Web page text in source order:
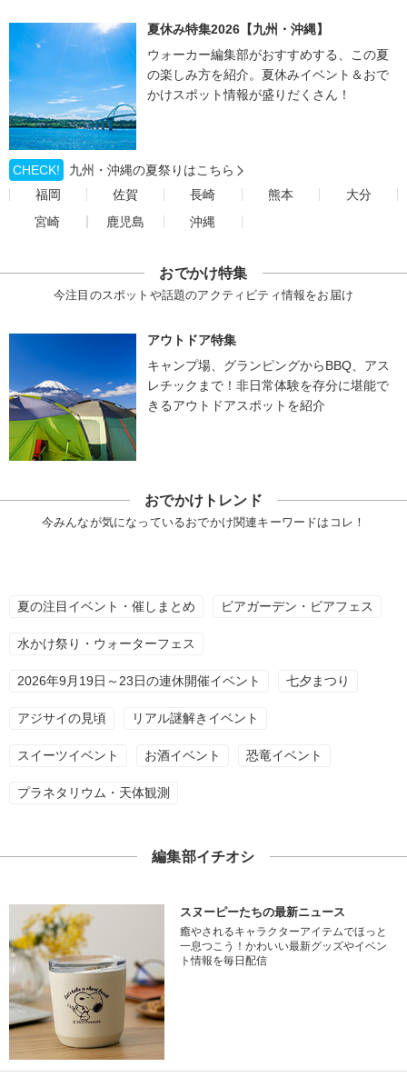
夏休み特集2026【九州・沖縄】
ウォーカー編集部がおすすめする、この夏
の楽しみ方を紹介。夏休みイベント＆おで
かけスポット情報が盛りだくさん！
CHECK!
九州・沖縄の夏祭りはこちら
福岡
佐賀 長崎 熊本
大分
宮崎
鹿児島 沖縄
おでかけ特集
今注目のスポットや話題のアクティビティ情報をお届け
アウトドア特集
キャンプ場、グランピングからBBQ、アス
レチックまで！非日常体験を存分に堪能で
きるアウトドアスポットを紹介
おでかけトレンド
今みんなが気になっているおでかけ関連キーワードはコレ！
夏の注目イベント・催しまとめ ビアガーデン・ビアフェス
水かけ祭り・ウォーターフェス
2026年9月19日～23日の連休開催イベント 七夕まつり
アジサイの見頃 リアル謎解きイベント
スイーツイベント お酒イベント 恐竜イベント
プラネタリウム・天体観測
編集部イチオシ
スヌーピーたちの最新ニュース
癒やされるキャラクターアイテムでほっと
一息つこう！かわいい最新グッズやイベン
ト情報を毎日配信